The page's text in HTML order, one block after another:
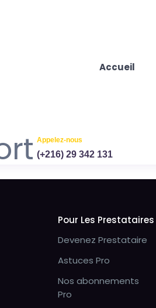
Accueil
Appelez-nous
(+216) 29 342 131
Pour Les Prestataires
Devenez Prestataire
Astuces Pro
Nos abonnements
Pro